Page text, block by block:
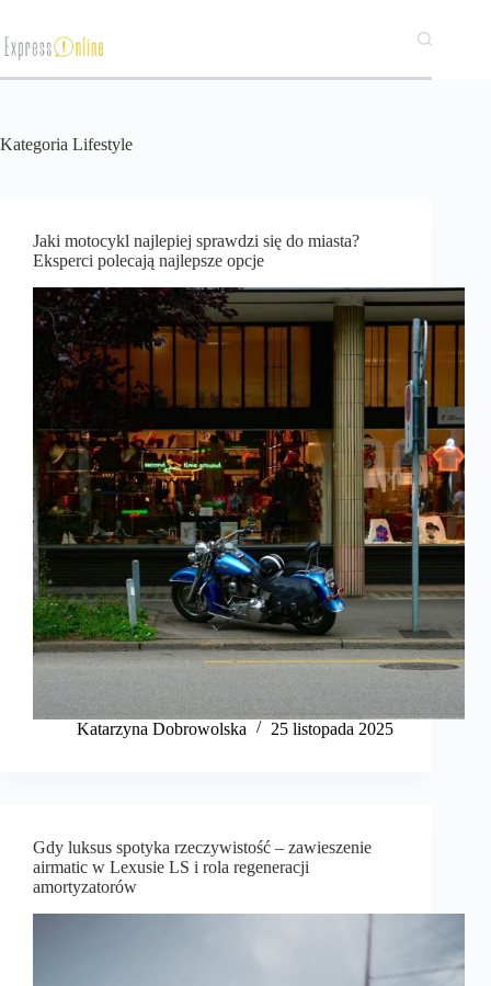
treści
Kategoria Lifestyle
Jaki motocykl najlepiej sprawdzi się do miasta?
Eksperci polecają najlepsze opcje
Katarzyna Dobrowolska 25 listopada 2025
Gdy luksus spotyka rzeczywistość – zawieszenie
airmatic w Lexusie LS i rola regeneracji
amortyzatorów